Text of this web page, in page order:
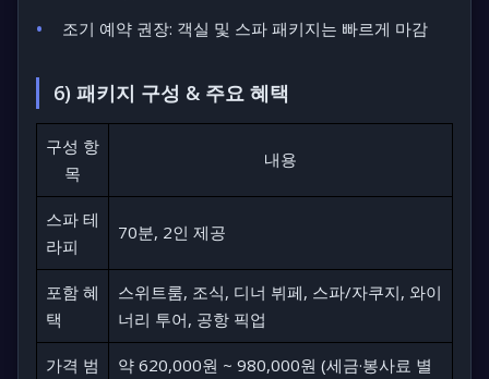
조기 예약 권장: 객실 및 스파 패키지는 빠르게 마감
6) 패키지 구성 & 주요 혜택
구성 항
목
내용
스파 테
라피
70분, 2인 제공
포함 혜
택
스위트룸, 조식, 디너 뷔페, 스파/자쿠지, 와이
너리 투어, 공항 픽업
가격 범
약 620,000원 ~ 980,000원 (세금·봉사료 별